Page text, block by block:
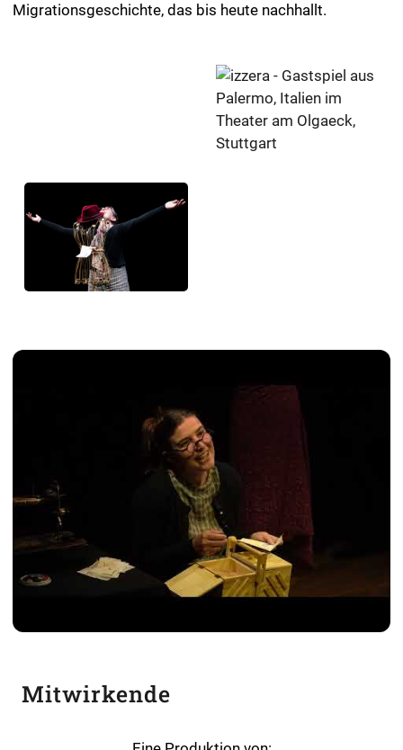
Migrationsgeschichte, das bis heute nachhallt.
Datenschutzhinweise
Mitwirkende